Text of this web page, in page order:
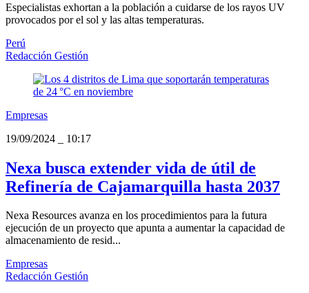
Especialistas exhortan a la población a cuidarse de los rayos UV
provocados por el sol y las altas temperaturas.
Perú
Redacción Gestión
Empresas
19/09/2024
10:17
Nexa busca extender vida de útil de
Refinería de Cajamarquilla hasta 2037
Nexa Resources avanza en los procedimientos para la futura
ejecución de un proyecto que apunta a aumentar la capacidad de
almacenamiento de resid...
Empresas
Redacción Gestión